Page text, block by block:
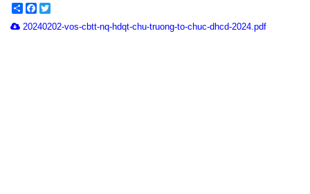
ShareFacebook
20240202-vos-cbtt-nq-hdqt-chu-truong-to-chuc-dhcd-2024.pdf